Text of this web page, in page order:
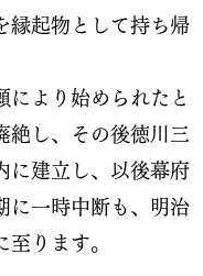
縁起物として持ち帰
により始められたと
絶し、その後徳川三
に建立し、以後幕府
に一時中断も、明治
ります。